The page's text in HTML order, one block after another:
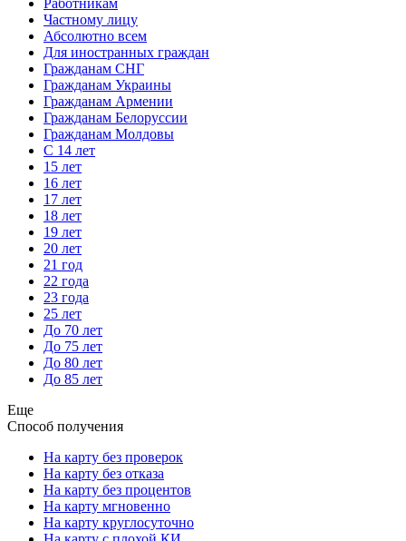
Работникам
Частному лицу
Абсолютно всем
Для иностранных граждан
Гражданам СНГ
Гражданам Украины
Гражданам Армении
Гражданам Белоруссии
Гражданам Молдовы
С 14 лет
15 лет
16 лет
17 лет
18 лет
19 лет
20 лет
21 год
22 года
23 года
25 лет
До 70 лет
До 75 лет
До 80 лет
До 85 лет
Еще
Способ получения
На карту без проверок
На карту без отказа
На карту без процентов
На карту мгновенно
На карту круглосуточно